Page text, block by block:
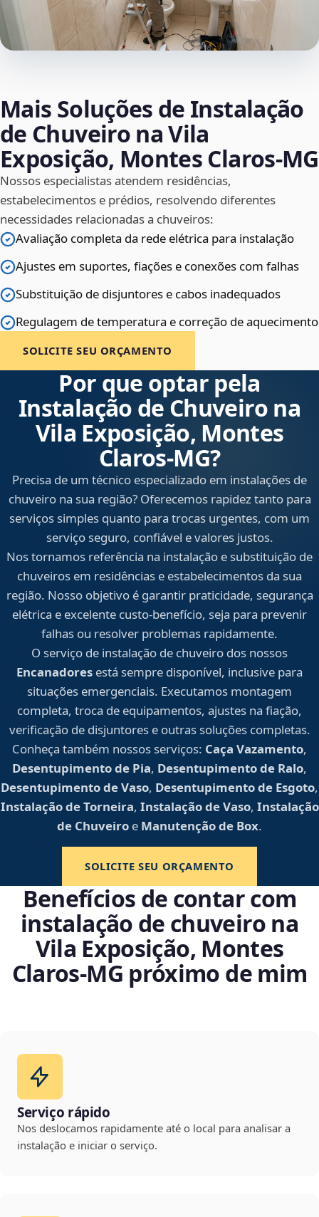
Mais Soluções de Instalação
de Chuveiro na Vila
Exposição, Montes Claros‑MG
Nossos especialistas atendem residências,
estabelecimentos e prédios, resolvendo diferentes
necessidades relacionadas a chuveiros:
Avaliação completa da rede elétrica para instalação
Ajustes em suportes, fiações e conexões com falhas
Substituição de disjuntores e cabos inadequados
Regulagem de temperatura e correção de aquecimento
SOLICITE SEU ORÇAMENTO
Por que optar pela
Instalação de Chuveiro na
Vila Exposição, Montes
Claros‑MG?
Precisa de um técnico especializado em instalações de
chuveiro na sua região? Oferecemos rapidez tanto para
serviços simples quanto para trocas urgentes, com um
serviço seguro, confiável e valores justos.
Nos tornamos referência na instalação e substituição de
chuveiros em residências e estabelecimentos da sua
região. Nosso objetivo é garantir praticidade, segurança
elétrica e excelente custo-benefício, seja para prevenir
falhas ou resolver problemas rapidamente.
O serviço de instalação de chuveiro dos nossos
Encanadores está sempre disponível, inclusive para
situações emergenciais. Executamos montagem
completa, troca de equipamentos, ajustes na fiação,
verificação de disjuntores e outras soluções completas.
Conheça também nossos serviços: Caça Vazamento,
Desentupimento de Pia, Desentupimento de Ralo,
Desentupimento de Vaso, Desentupimento de Esgoto,
Instalação de Torneira, Instalação de Vaso, Instalação
de Chuveiro e Manutenção de Box.
SOLICITE SEU ORÇAMENTO
Benefícios de contar com
instalação de chuveiro na
Vila Exposição, Montes
Claros‑MG próximo de mim
Serviço rápido
Nos deslocamos rapidamente até o local para analisar a
instalação e iniciar o serviço.